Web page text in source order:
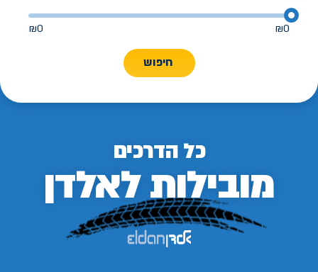
₪0
₪0
חיפוש
כל הדרכים
מובילות לאלדן